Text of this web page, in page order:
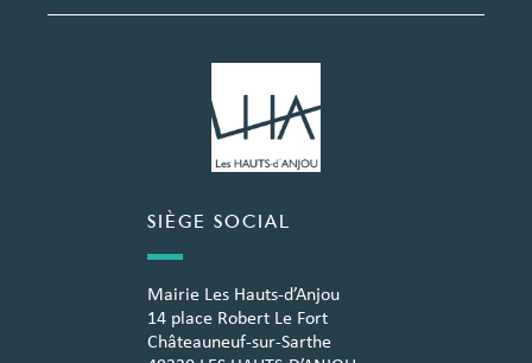
SIÈGE SOCIAL
Mairie Les Hauts-d’Anjou
14 place Robert Le Fort
Châteauneuf-sur-Sarthe